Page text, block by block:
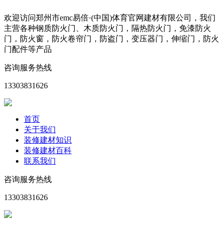
欢迎访问郑州市emc易倍·(中国)体育官网建材有限公司，我们
主营各种钢质防火门、木质防火门，隔热防火门，免漆防火
门，防火窗，防火卷帘门，防盗门，变压器门，伸缩门，防火
门配件等产品
咨询服务热线
13303831626
首页
关于我们
装修建材知识
装修建材百科
联系我们
咨询服务热线
13303831626